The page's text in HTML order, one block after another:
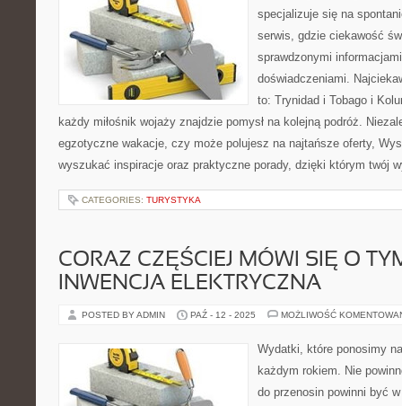
specjalizuje się na
serwis, gdzie ciekawość
sprawdzonymi
doświadczeniami.
to: Trynidad i Tobago i
każdy miłośnik wojaży znajdzie pomysł na kolejną podróż.
egzotyczne wakacje, czy może polujesz na najtańsze oferty,
wyszukać inspiracje oraz praktyczne porady, dzięki którym twój
CATEGORIES: TURYSTYKA
CORAZ CZĘŚCIEJ MÓWI SIĘ O
INWENCJA ELEKTRYCZNA
POSTED BY ADMIN PAŹ - 12 - 2025 MOŻLIWOŚĆ
Wydatki, które ponosimy
każdym rokiem. Nie
do przenosin powinni być